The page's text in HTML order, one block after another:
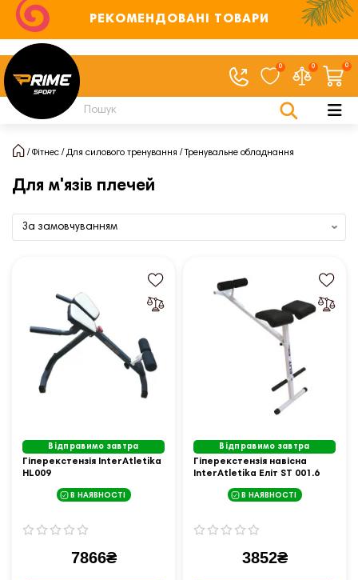
РЕКОМЕНДОВАНІ ТОВАРИ
0 0 0
Фітнес Для силового тренування Тренувальне обладнання
Для м'язів плечей
Відправимо завтра
Гіперекстензія InterAtletika
HL009
В НАЯВНОСТІ
7866₴
Відправимо завтра
Гіперекстензія навісна
InterAtletika Еліт ST 001.6
В НАЯВНОСТІ
3852₴